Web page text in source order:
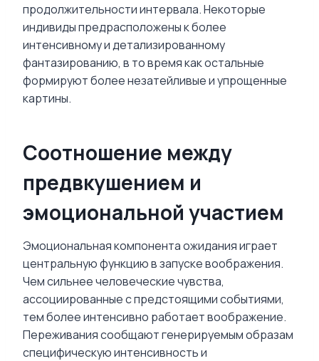
продолжительности интервала. Некоторые
индивиды предрасположены к более
интенсивному и детализированному
фантазированию, в то время как остальные
формируют более незатейливые и упрощенные
картины.
Соотношение между
предвкушением и
эмоциональной участием
Эмоциональная компонента ожидания играет
центральную функцию в запуске воображения.
Чем сильнее человеческие чувства,
ассоциированные с предстоящими событиями,
тем более интенсивно работает воображение.
Переживания сообщают генерируемым образам
специфическую интенсивность и